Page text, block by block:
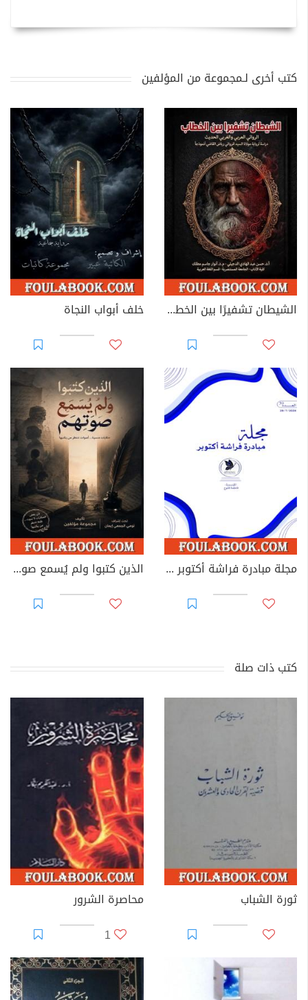
كتب أخرى لـمجموعة من المؤلفين
الشيطان تشفيرًا بين الخطاب الروائي العربي والغربي الحديث خلف أبواب النجاة
مجلة مبادرة فراشة أكتوبر - العدد 39 الذين كتبوا ولم يُسمع صوتهم
كتب ذات صلة
ثورة الشباب
محاصرة الشرور
1